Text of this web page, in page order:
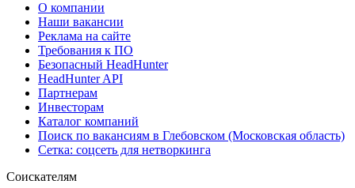
О компании
Наши вакансии
Реклама на сайте
Требования к ПО
Безопасный HeadHunter
HeadHunter API
Партнерам
Инвесторам
Каталог компаний
Поиск по вакансиям в Глебовском (Московская область)
Сетка: соцсеть для нетворкинга
Соискателям